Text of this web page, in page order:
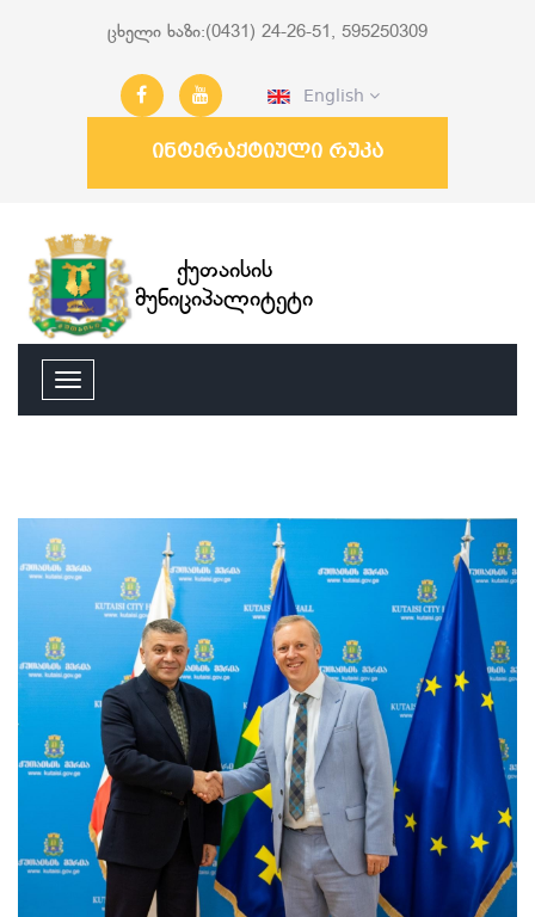
ცხელი ხაზი:(0431) 24-26-51, 595250309
English
ინტერაქტიული რუკა
ქუთაისის
მუნიციპალიტეტი